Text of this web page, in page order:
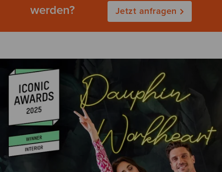
werden?
Jetzt anfragen